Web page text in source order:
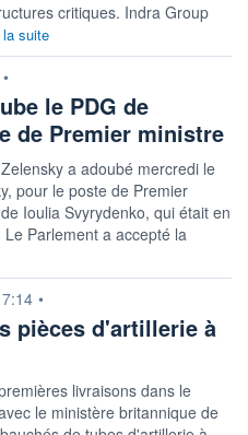
critiques. Indra Group
la suite
•
le PDG de
de Premier ministre
a adoubé mercredi le
pour le poste de Premier
Ioulia Svyrydenko, qui était en
Parlement a accepté la
•
pièces d'artillerie à
livraisons dans le
le ministère britannique de